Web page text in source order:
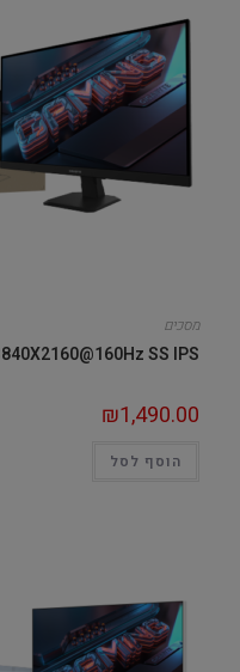
מסכים
SS IPS
₪1,490.00
הוסף לסל